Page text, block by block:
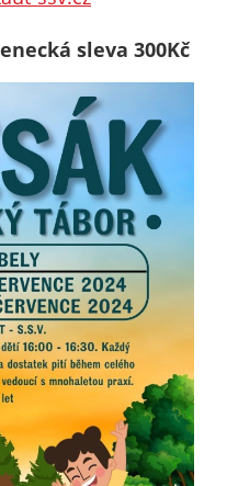
sleva 300Kč
návštěv našich
internetových
stránek. Data
získaná
pomocí
těchto
cookies
zpracováváme
souhrnně, bez
použití
identifikátorů,
které ukazují
na konkrétní
uživatelé
našeho webu.
Pokud
vypnete